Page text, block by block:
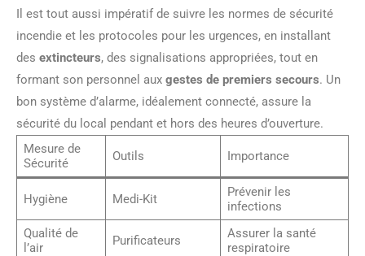
Il est tout aussi impératif de suivre les normes de sécurité
incendie et les protocoles pour les urgences, en installant
des extincteurs, des signalisations appropriées, tout en
formant son personnel aux gestes de premiers secours. Un
bon système d’alarme, idéalement connecté, assure la
sécurité du local pendant et hors des heures d’ouverture.
Mesure de
Sécurité
Outils Importance
Hygiène Medi-Kit
Prévenir les
infections
Qualité de
l’air
Purificateurs
Assurer la santé
respiratoire